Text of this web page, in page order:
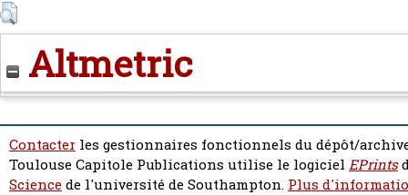
Altmetric
Contacter les gestionnaires fonctionnels du dépôt/
Toulouse Capitole Publications utilise le logiciel EPrints
Sciencede l'université de Southampton. Plus